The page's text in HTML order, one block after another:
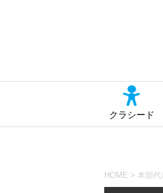
クラシード
HOME > 本部代